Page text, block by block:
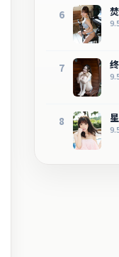
6
7
8